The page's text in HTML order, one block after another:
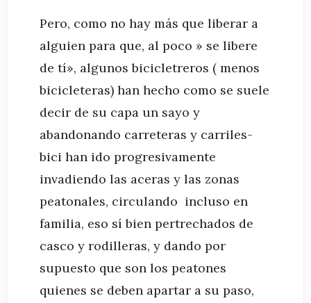
Pero, como no hay más que liberar a
alguien para que, al poco » se libere
de tí», algunos bicicletreros ( menos
bicicleteras) han hecho como se suele
decir de su capa un sayo y
abandonando carreteras y carriles-
bici han ido progresivamente
invadiendo las aceras y las zonas
peatonales, circulando incluso en
familia, eso sí bien pertrechados de
casco y rodilleras, y dando por
supuesto que son los peatones
quienes se deben apartar a su paso,